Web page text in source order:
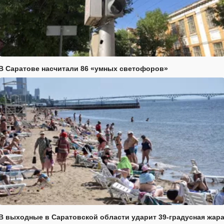
Саратове насчитали 86 «умных светофоров»
выходные в Саратовской области ударит 39-градусная жара